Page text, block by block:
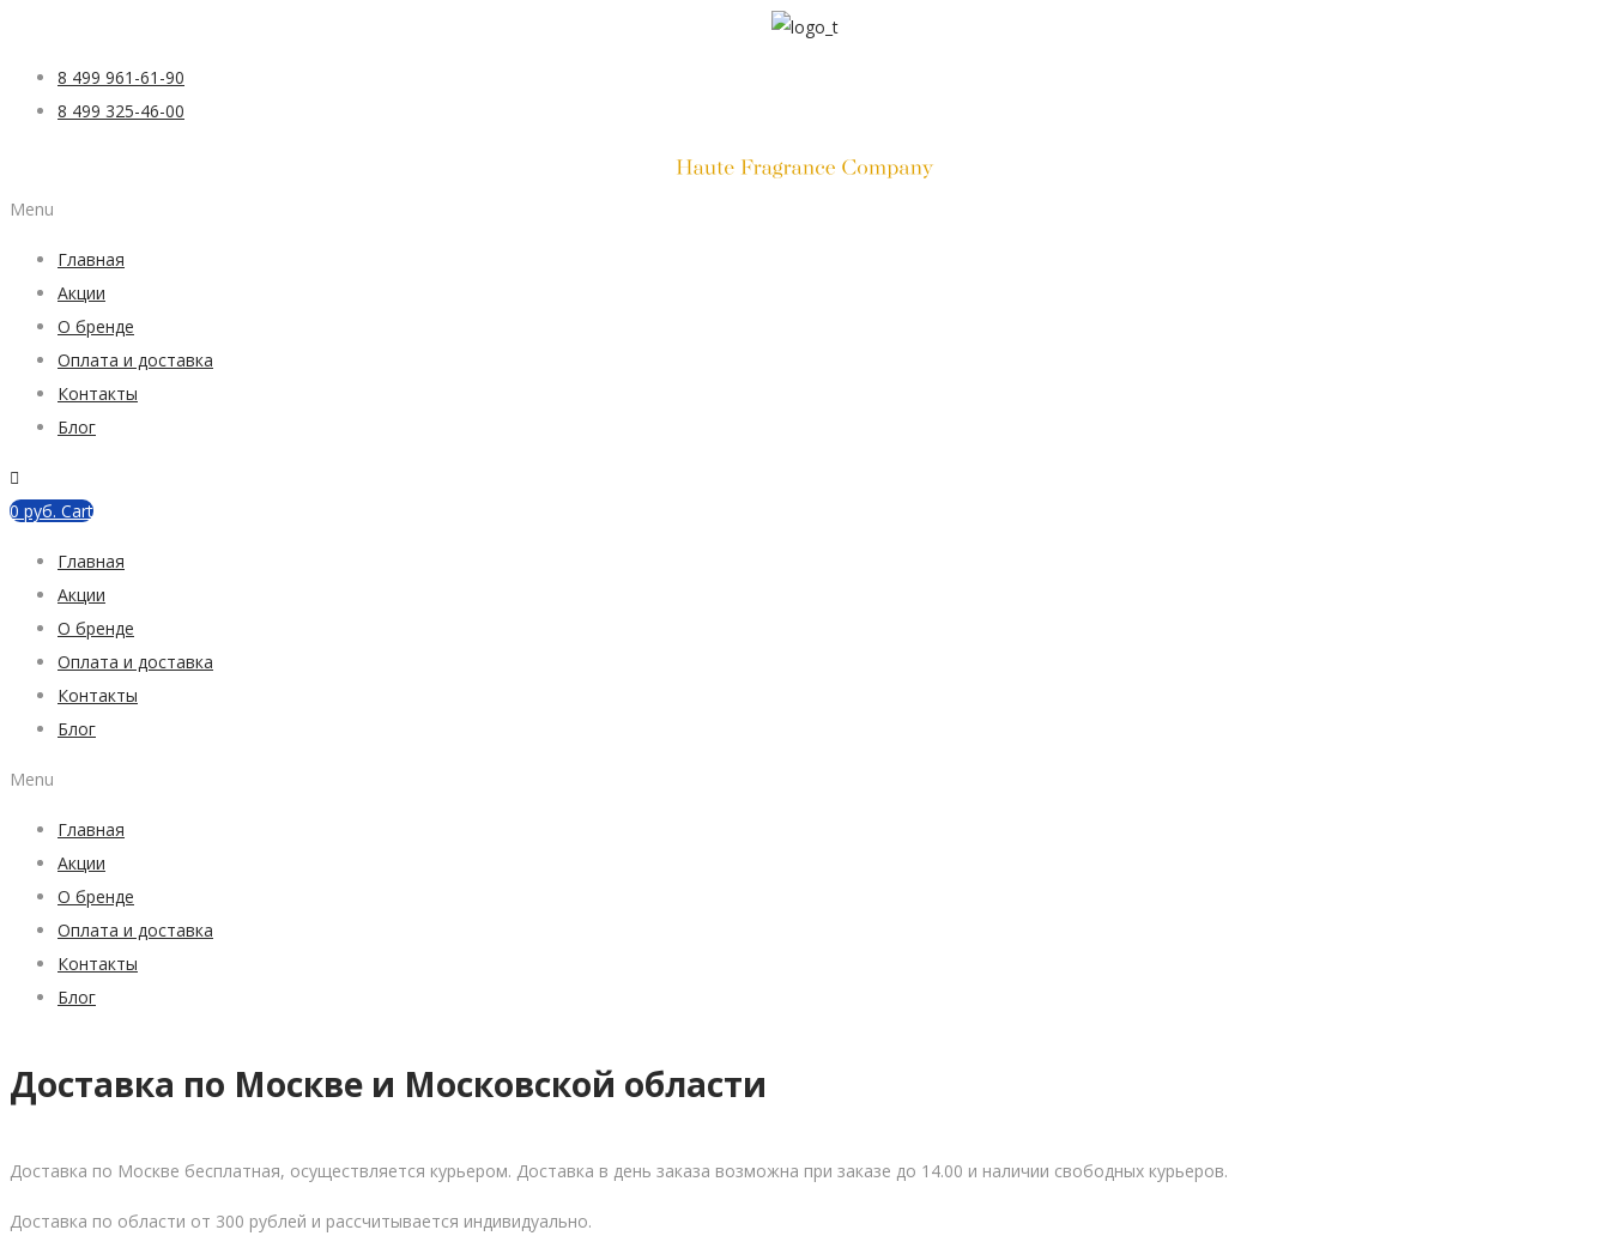
8 499 961-61-90
8 499 325-46-00
Menu
Главная
Акции
О бренде
Оплата и доставка
Контакты
Блог
0 руб. Cart
Главная
Акции
О бренде
Оплата и доставка
Контакты
Блог
Menu
Главная
Акции
О бренде
Оплата и доставка
Контакты
Блог
Доставка по Москве и Московской области
Доставка по Москве бесплатная, осуществляется курьером. Доставка в день заказа возможна при заказе до 14.00 и наличии свободных курьеров.
Доставка по области от 300 рублей и рассчитывается индивидуально.